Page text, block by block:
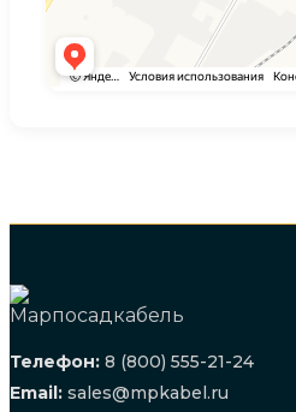
Телефон: 8 (800) 555-21-24
Email: sales@mpkabel.ru